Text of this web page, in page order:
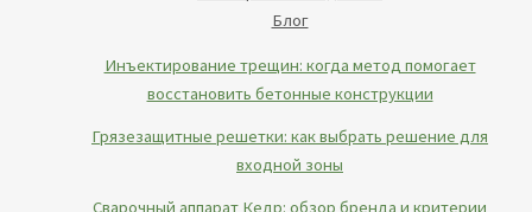
Блог
Инъектирование трещин: когда метод помогает
восстановить бетонные конструкции
Грязезащитные решетки: как выбрать решение для
входной зоны
Сварочный аппарат Кедр: обзор бренда и критерии